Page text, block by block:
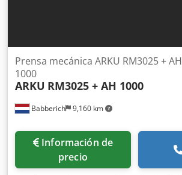
Babberich 9,160 km
Prensa mecánica ARKU RM3025 + AH
1000
ARKU RM3025 + AH 1000
Información de
precio